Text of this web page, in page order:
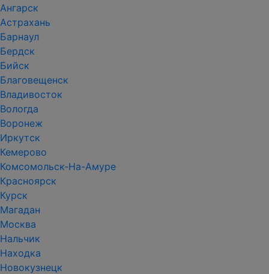
Ангарск
Астрахань
Барнаул
Бердск
Бийск
Благовещенск
Владивосток
Вологда
Воронеж
Иркутск
Кемерово
Комсомольск-На-Амуре
Красноярск
Курск
Магадан
Москва
Нальчик
Находка
Новокузнецк